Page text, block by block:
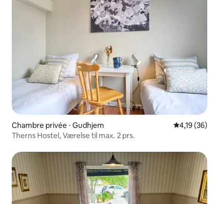
Chambre privée ⋅ Gudhjem Évaluation
4,19 (36)
Therns Hostel, Værelse til max. 2 prs.